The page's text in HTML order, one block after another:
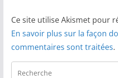
Ce site utilise Akismet pour
En savoir plus sur la façon
commentaires sont traitées.